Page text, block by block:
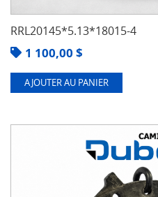
RRL20145*5.13*18015-4
1 100,00 $
AJOUTER AU PANIER